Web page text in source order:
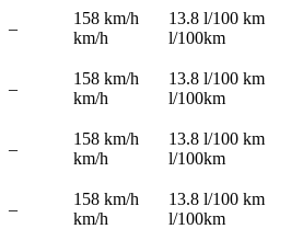
–
158 km/h
km/h
13.8 l/100 km
l/100km
–
158 km/h
km/h
13.8 l/100 km
l/100km
–
158 km/h
km/h
13.8 l/100 km
l/100km
–
158 km/h
km/h
13.8 l/100 km
l/100km